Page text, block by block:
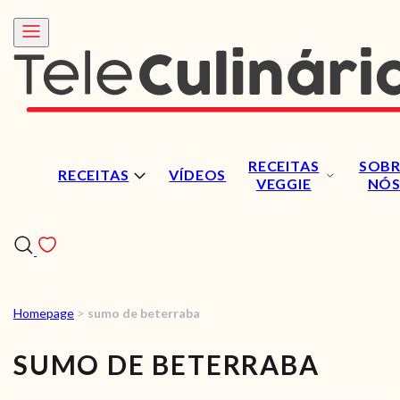
RECEITAS VÍDEOS
RECEITAS
VEGGIE
NÓS
RECEITAS
VÍDEOS
Homepage > sumo de beterraba
SUMO DE BETERRABA